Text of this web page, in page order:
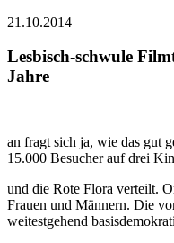
21.10.2014
Lesbisch-schwule
Jahre
an fragt sich ja, wie das gut
15.000 Besucher auf drei
und die Rote Flora verteilt.
Frauen und Männern. Die
weitestgehend